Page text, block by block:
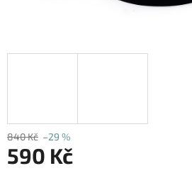
840 Kč –29 %
590 Kč